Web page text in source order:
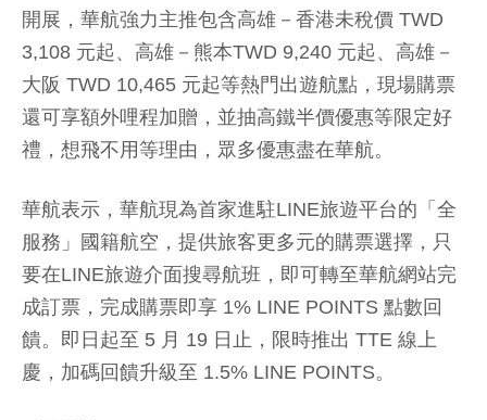
開展，華航強力主推包含高雄－香港未稅價 TWD
3,108 元起、高雄－熊本TWD 9,240 元起、高雄－
大阪 TWD 10,465 元起等熱門出遊航點，現場購票
還可享額外哩程加贈，並抽高鐵半價優惠等限定好
禮，想飛不用等理由，眾多優惠盡在華航。
華航表示，華航現為首家進駐LINE旅遊平台的「全
服務」國籍航空，提供旅客更多元的購票選擇，只
要在LINE旅遊介面搜尋航班，即可轉至華航網站完
成訂票，完成購票即享 1% LINE POINTS 點數回
饋。即日起至 5 月 19 日止，限時推出 TTE 線上
慶，加碼回饋升級至 1.5% LINE POINTS。